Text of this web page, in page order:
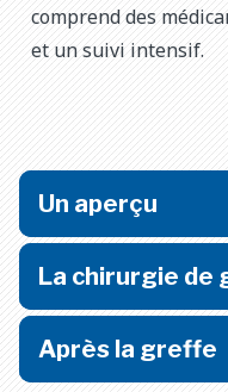
comprend des
et un suivi intensif.
Un aperçu
La chirurgie de
Après la greffe